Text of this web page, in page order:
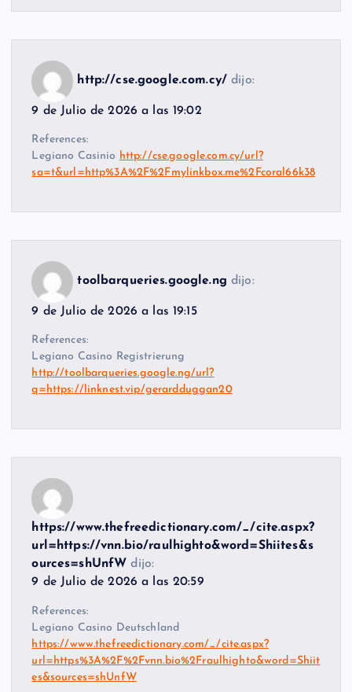
http://cse.google.com.cy/ dijo:
9 de Julio de 2026 a las 19:02
References:
Legiano Casinio http://cse.google.com.cy/url?
sa=t&url=http%3A%2F%2Fmylinkbox.me%2Fcoral66k38
toolbarqueries.google.ng dijo:
9 de Julio de 2026 a las 19:15
References:
Legiano Casino Registrierung
http://toolbarqueries.google.ng/url?
q=https://linknest.vip/gerardduggan20
https://www.thefreedictionary.com/_/cite.aspx?
url=https://vnn.bio/raulhighto&word=Shiites&s
ources=shUnfW dijo:
9 de Julio de 2026 a las 20:59
References:
Legiano Casino Deutschland
https://www.thefreedictionary.com/_/cite.aspx?
url=https%3A%2F%2Fvnn.bio%2Fraulhighto&word=Shiit
es&sources=shUnfW